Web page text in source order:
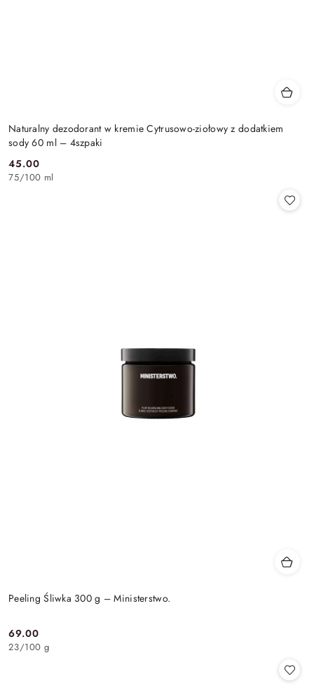
Naturalny dezodorant w kremie Cytrusowo-ziołowy z dodatkiem
sody 60 ml – 4szpaki
Cena:
45.00
75/100 ml
Peeling Śliwka 300 g – Ministerstwo.
Cena:
69.00
23/100 g